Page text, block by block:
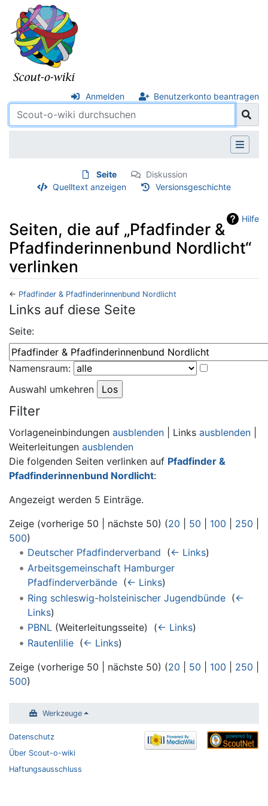
Anmelden Benutzerkonto beantragen
Seite
Diskussion
Quelltext anzeigen
Versionsgeschichte
Hilfe
Seiten, die auf „Pfadfinder &
Pfadfinderinnenbund Nordlicht“
verlinken
← Pfadfinder & Pfadfinderinnenbund Nordlicht
Wechseln zu: Navigation,Suche
Links auf diese Seite
Seite:
Namensraum:
Auswahl umkehren
Filter
Vorlageneinbindungen ausblenden | Links ausblenden
Weiterleitungen ausblenden
Die folgenden Seiten verlinken auf Pfadfinder &
Pfadfinderinnenbund Nordlicht:
Angezeigt werden 5 Einträge.
Zeige (vorherige 50 | nächste 50) (20 50 100 250
500)
Deutscher Pfadfinderverband (← Links)
Arbeitsgemeinschaft Hamburger
Pfadfinderverbände‎ (← Links)
Ring schleswig-holsteinischer Jugendbünde‎ (←
Links)
PBNL(Weiterleitungsseite) ‎ (← Links)
Rautenlilie‎ (← Links)
Zeige (vorherige 50 | nächste 50) (20 50 100 250
500)
Werkzeuge
Datenschutz
Über Scout-o-wiki
Haftungsausschluss